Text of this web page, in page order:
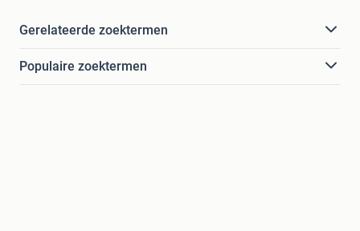
Gerelateerde zoektermen
Populaire zoektermen